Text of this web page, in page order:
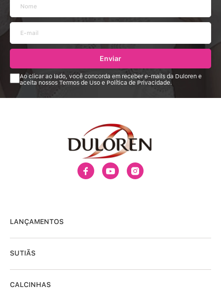
Enviar
Ao clicar ao lado, você concorda em receber e-mails da Duloren e
aceita nossos Termos de Uso e Política de Privacidade.
LANÇAMENTOS
SUTIÃS
CALCINHAS